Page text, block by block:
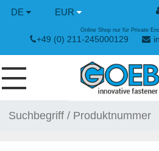
DE EUR
+49 (0) 211-245000129
Online Shop nur für Private
SCHRAUBEN